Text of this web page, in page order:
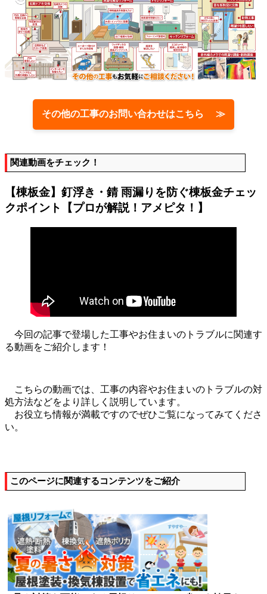
その他の工事のお問い合わせはこちら ≫
関連動画をチェック！
【棟板金】釘浮き・錆 雨漏りを防ぐ棟板金チェッ
クポイント【プロが解説！アメピタ！】
今回の記事で登場した工事やお住まいのトラブルに関連す
る動画をご紹介します！
こちらの動画では、工事の内容やお住まいのトラブルの対
処方法などをより詳しく説明しています。
お役立ち情報が満載ですのでぜひご覧になってみてくださ
い。
このページに関連するコンテンツをご紹介